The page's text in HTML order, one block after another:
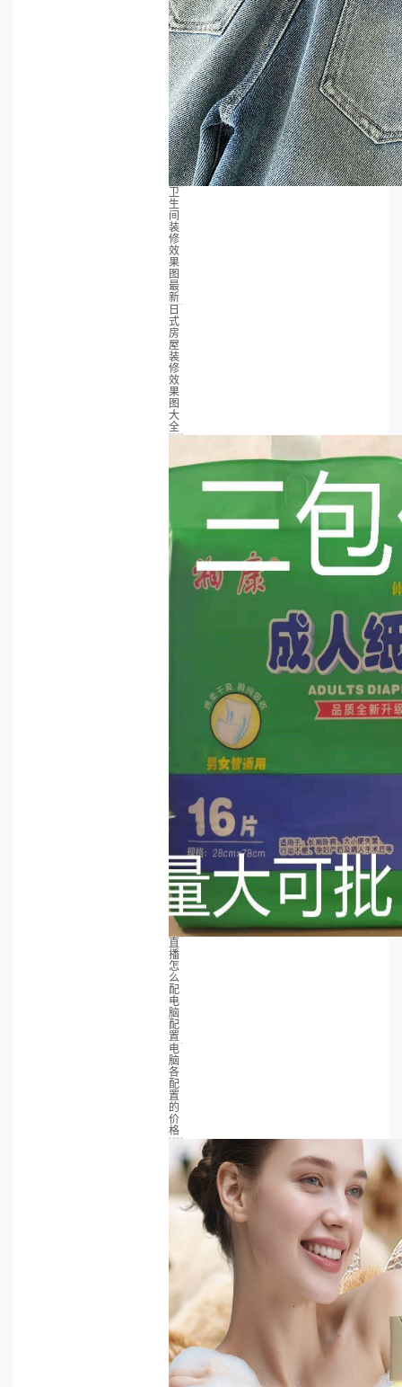
卫
生
间
装
修
效
果
图
最
新
日
式
房
屋
装
修
效
果
图
大
全
直
播
怎
么
配
电
脑
配
置
电
脑
各
配
置
的
价
格